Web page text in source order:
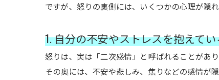
ですが、怒りの裏側には、いくつかの心理が隠
1. 自分の不安やストレスを抱えて
怒りは、実は「二次感情」と呼ばれることがあ
その奥には、不安や悲しみ、焦りなどの感情が